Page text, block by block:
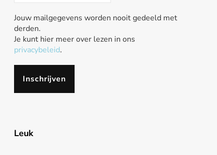
Jouw mailgegevens worden nooit gedeeld met
derden.
Je kunt hier meer over lezen in ons
privacybeleid.
Leuk